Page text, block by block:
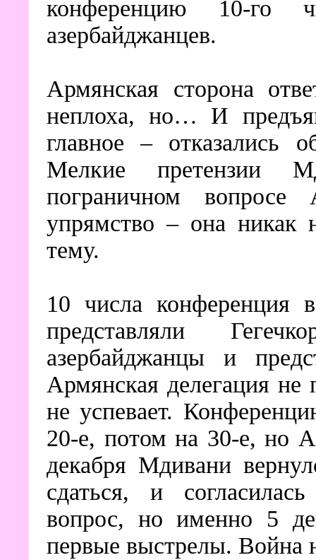
конференцию 10-го
азербайджанцев.
Армянская сторона
неплоха, но… И
главное – отказались
Мелкие претензии
пограничном вопросе
упрямство – она никак
тему.
10 числа конференция
представляли
азербайджанцы и
Армянская делегация
не успевает.
20-е, потом на 30-е, но
декабря Мдивани
сдаться, и
вопрос, но именно 5
первые выстрелы. Война